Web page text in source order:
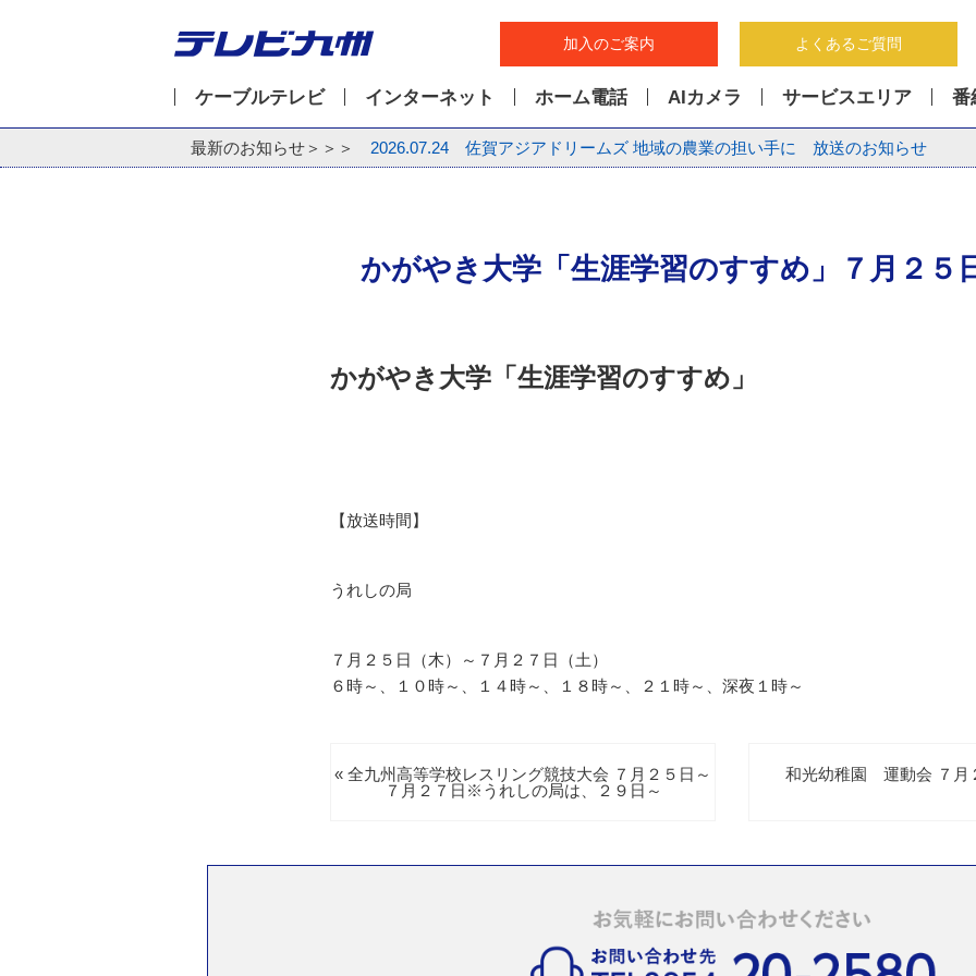
加入のご案内 よくあるご質問
ケーブルテレビ インターネット ホーム電話 AIカメラ サービスエリア 番
最新のお知らせ＞＞＞ 2026.07.24 佐賀アジアドリームズ 地域の農業の担い手に 放送のお知らせ
かがやき大学「生涯学習のすすめ」７月２５
かがやき大学「生涯学習のすすめ」
【放送時間】
うれしの局
７月２５日（木）～７月２７日（土）
６時～、１０時～、１４時～、１８時～、２１時～、深夜１時～
« 全九州高等学校レスリング競技大会 ７月２５日～
７月２７日※うれしの局は、２９日～
和光幼稚園 運動会 ７月